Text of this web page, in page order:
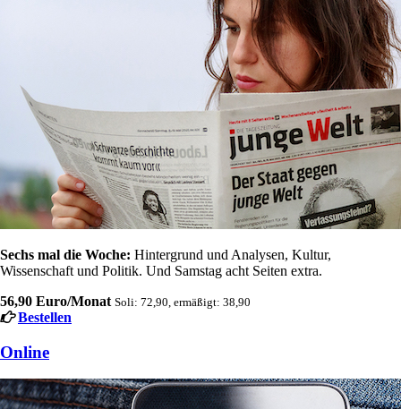
Sechs mal die Woche: Hintergrund und Analysen, Kultur,
Wissenschaft und Politik. Und Samstag acht Seiten extra.
56,90 Euro/Monat Soli: 72,90, ermäßigt: 38,90
Bestellen
Online